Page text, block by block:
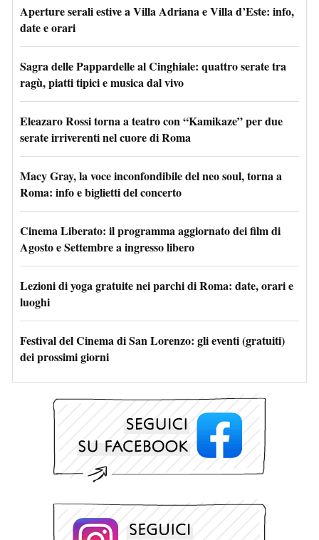
Aperture serali estive a Villa Adriana e Villa d’Este: info,
date e orari
Sagra delle Pappardelle al Cinghiale: quattro serate tra
ragù, piatti tipici e musica dal vivo
Eleazaro Rossi torna a teatro con “Kamikaze” per due
serate irriverenti nel cuore di Roma
Macy Gray, la voce inconfondibile del neo soul, torna a
Roma: info e biglietti del concerto
Cinema Liberato: il programma aggiornato dei film di
Agosto e Settembre a ingresso libero
Lezioni di yoga gratuite nei parchi di Roma: date, orari e
luoghi
Festival del Cinema di San Lorenzo: gli eventi (gratuiti)
dei prossimi giorni